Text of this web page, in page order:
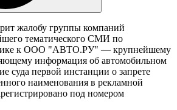
жалобу группы компаний
тематического СМИ по
к ООО "АВТО.РУ" — крупнейшему
информация об автомобильном
суда первой инстанции о запрете
наименования в рекламной
под номером